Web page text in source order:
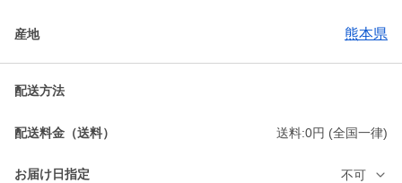
産地 熊本県
配送方法
配送料金（送料） 送料:0円 (全国一律)
お届け日指定 不可